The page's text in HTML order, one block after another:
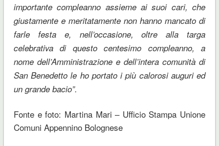
importante compleanno assieme ai suoi cari, che
giustamente e meritatamente non hanno mancato di
farle festa e, nell’occasione, oltre alla targa
celebrativa di questo centesimo compleanno, a
nome dell’Amministrazione e dell’intera comunità di
San Benedetto le ho portato i più calorosi auguri ed
un grande bacio”.
Fonte e foto: Martina Mari – Ufficio Stampa Unione
Comuni Appennino Bolognese